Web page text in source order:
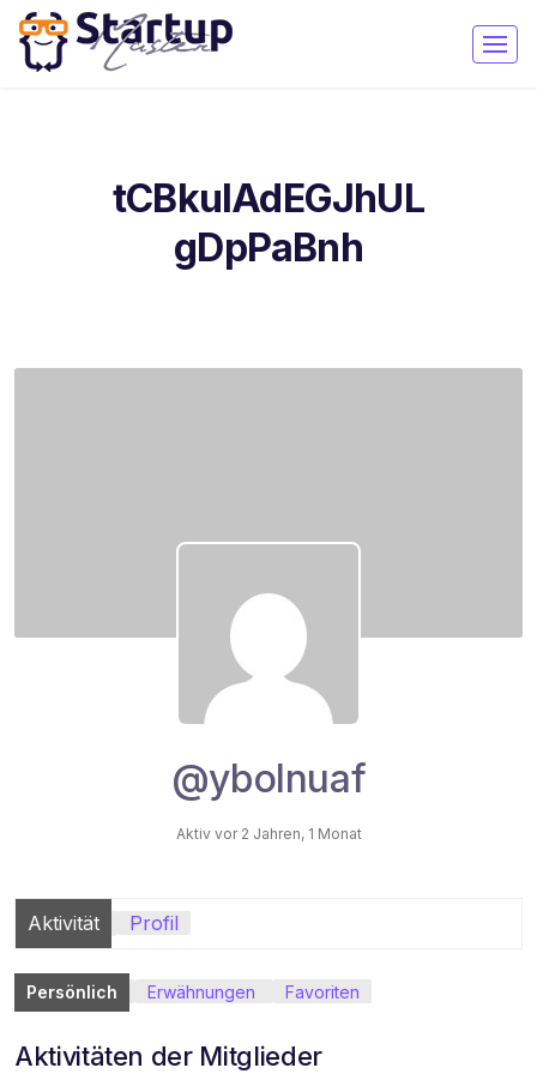
tCBkuIAdEGJhUL
gDpPaBnh
@ybolnuaf
Aktiv vor 2 Jahren, 1 Monat
Aktivität Profil
Persönlich Erwähnungen Favoriten
Aktivitäten der Mitglieder